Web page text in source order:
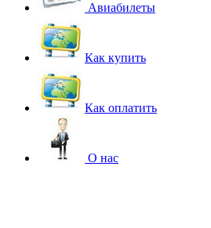
Авиабилеты
Как купить
Как оплатить
О нас